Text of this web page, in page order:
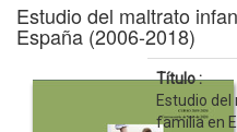
Estudio del maltrato
España (2006-2018)
Título :
Estudio
familia en